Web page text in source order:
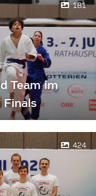
181
Team im
Finals
424